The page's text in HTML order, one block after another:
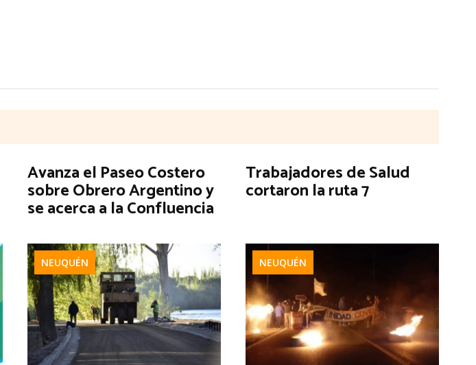
Avanza el Paseo Costero
sobre Obrero Argentino y
se acerca a la Confluencia
NEUQUÉN
Trabajadores de Salud
cortaron la ruta 7
NEUQUÉN